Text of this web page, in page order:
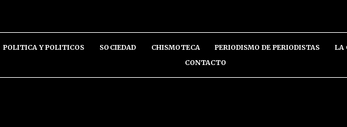
POLITICA Y POLITICOS SOCIEDAD CHISMOTECA PERIODISMO DE PERIODISTAS
LA
CONTACTO